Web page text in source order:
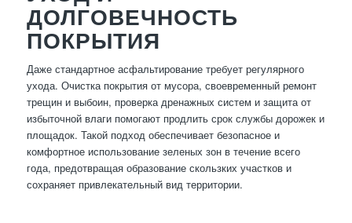
ДОЛГОВЕЧНОСТЬ
ПОКРЫТИЯ
Даже стандартное асфальтирование требует регулярного
ухода. Очистка покрытия от мусора, своевременный ремонт
трещин и выбоин, проверка дренажных систем и защита от
избыточной влаги помогают продлить срок службы дорожек и
площадок. Такой подход обеспечивает безопасное и
комфортное использование зеленых зон в течение всего
года, предотвращая образование скользких участков и
сохраняет привлекательный вид территории.